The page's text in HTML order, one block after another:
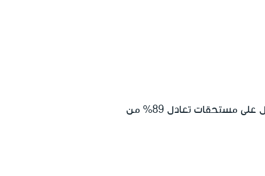
يستحق الأرامل الذين بلغ أصغر أولادهم/ن سن الرشد سن 21 ولم يبلغوا بعد سن 24، الحصول على مستحقات تعادل 89% من